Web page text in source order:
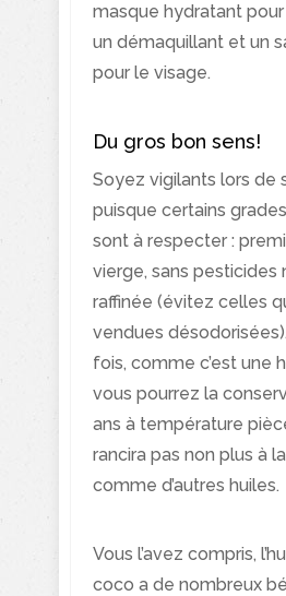
masque hydratant
un démaquillant et un
pour le visage.
Du gros bon sens!
Soyez vigilants lors de
puisque certains
sont à respecter :
vierge, sans pesticides
raffinée (évitez celles
vendues
fois, comme c’est une
vous pourrez la
ans à température
rancira pas non plus à
comme d’autres huiles.
Vous l’avez compris,
coco a de nombreux